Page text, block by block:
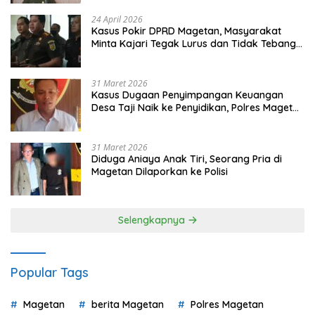
24 April 2026
Kasus Pokir DPRD Magetan, Masyarakat
Minta Kajari Tegak Lurus dan Tidak Tebang
31 Maret 2026
Kasus Dugaan Penyimpangan Keuangan
Desa Taji Naik ke Penyidikan, Polres Magetan
31 Maret 2026
Diduga Aniaya Anak Tiri, Seorang Pria di
Magetan Dilaporkan ke Polisi
Selengkapnya
Popular Tags
Magetan berita Magetan Polres Magetan